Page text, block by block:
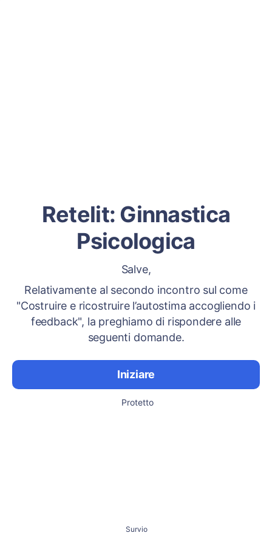
Retelit: Ginnastica
Psicologica
Salve,
Relativamente al secondo incontro sul come
"Costruire e ricostruire l’autostima accogliendo i
feedback", la preghiamo di rispondere alle
seguenti domande.
Iniziare
Protetto
Survio